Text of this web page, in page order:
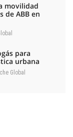
movilidad
de ABB en
para
urbana
Global